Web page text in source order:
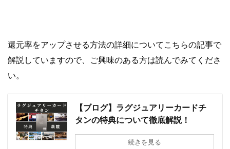
還元率をアップさせる方法の詳細についてこちらの記事で
解説していますので、ご興味のある方は読んでみてくださ
い。
【ブログ】ラグジュアリーカードチ
タンの特典について徹底解説！
続きを見る